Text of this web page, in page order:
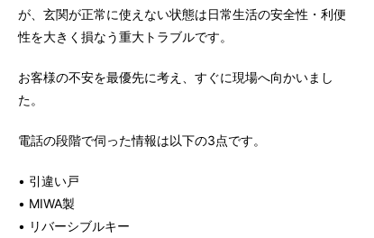
が、玄関が正常に使えない状態は日常生活の安全性・利便
性を大きく損なう重大トラブルです。
お客様の不安を最優先に考え、すぐに現場へ向かいまし
た。
電話の段階で伺った情報は以下の3点です。
• 引違い戸
• MIWA製
• リバーシブルキー